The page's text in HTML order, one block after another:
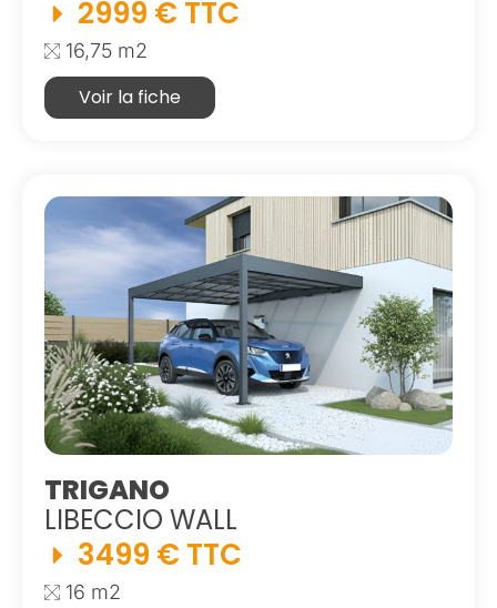
2999 € TTC
16,75 m2
Voir la fiche
TRIGANO
LIBECCIO WALL
3499 € TTC
16 m2